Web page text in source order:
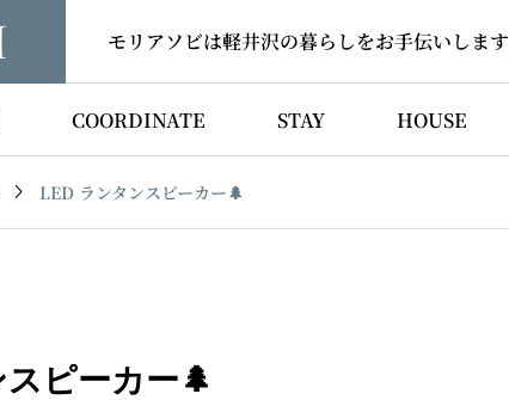
モリアソビは軽井沢の暮らしをお手伝いします
COORDINATE STAY HOUSE
 LED ランタンスピーカー🌲
ピーカー🌲